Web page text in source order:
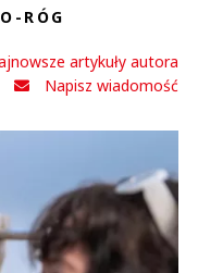
RÓG
artykuły autora
Napisz wiadomość